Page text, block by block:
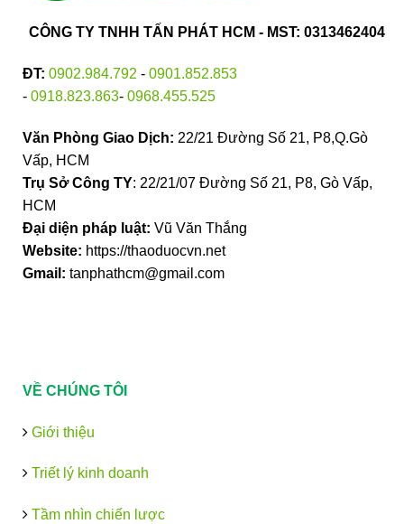
CÔNG TY TNHH TẤN PHÁT HCM - MST: 0313462404
ĐT: 0902.984.792 - 0901.852.853
- 0918.823.863- 0968.455.525
Văn Phòng Giao Dịch: 22/21 Đường Số 21, P8,Q.Gò
Vấp, HCM
Trụ Sở Công TY: 22/21/07 Đường Số 21, P8, Gò Vấp,
HCM
Đại diện pháp luật: Vũ Văn Thắng
Website: https://thaoduocvn.net
Gmail: tanphathcm@gmail.com
VỀ CHÚNG TÔI
Giới thiệu
Triết lý kinh doanh
Tầm nhìn chiến lược